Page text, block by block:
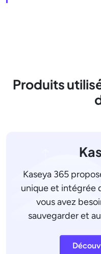
Produits
Kaseya 365
unique et intégrée
vous avez
sauvegarder et